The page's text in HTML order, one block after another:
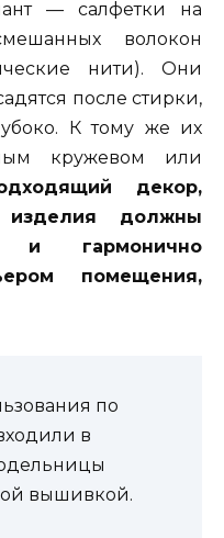
— салфетки на
волокон
нити). Они
после стирки,
К тому же их
кружевом или
декор,
должны
и гармонично
помещения,
по
в
вышивкой.